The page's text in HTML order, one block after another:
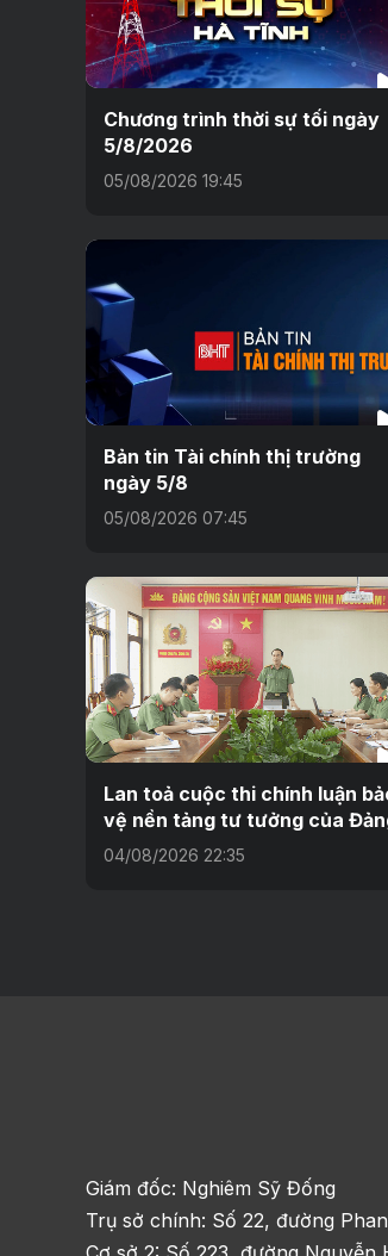
Chương trình thời sự tối ngày
5/8/2026
05/08/2026 19:45
Bản tin Tài chính thị trường
ngày 5/8
05/08/2026 07:45
Lan toả cuộc thi chính luận
vệ nền tảng tư tưởng của
04/08/2026 22:35
Giám đốc: Nghiêm Sỹ Đống
Trụ sở chính: Số 22, đường